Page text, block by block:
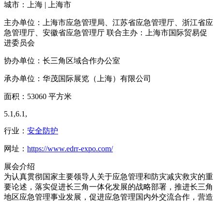
城市：上海 | 上海市
主办单位：上海市应急管理局、江苏省应急管理厅、浙江省应
急管理厅、安徽省应急管理厅 联合主办：上海市国际贸易促
进委员会
协办单位：长三角区域合作办公室
承办单位：华茂国际展览（上海）有限公司
面积：53060 平方米
5.1,6.1,
行业： 安全防护
网址： https://www.edrr-expo.com/
展会介绍
为认真贯彻国家主要领导人关于应急管理和防灾减灾救灾的重
要论述，落实促进长三角一体化发展的战略部署，推进长三角
地区应急管理事业发展，促进应急管理国内外交流合作，营造